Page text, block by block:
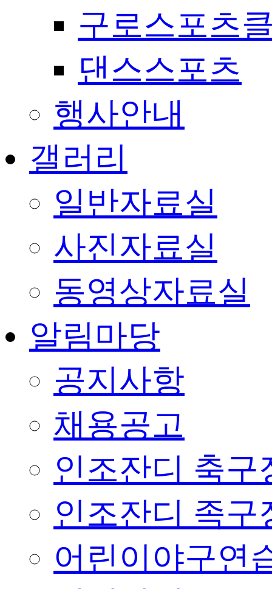
구로스포츠
댄스스포츠
행사안내
갤러리
일반자료실
사진자료실
동영상자료실
알림마당
공지사항
채용공고
인조잔디 축구
인조잔디 족구
어린이야구연